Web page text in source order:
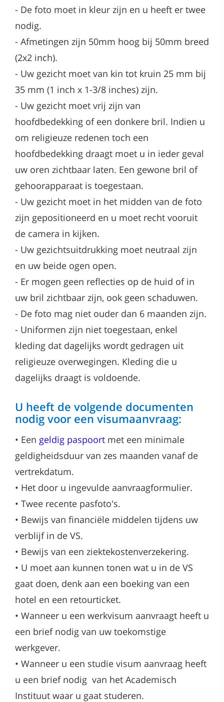
- De foto moet in kleur zijn en u heeft er twee
nodig.
- Afmetingen zijn 50mm hoog bij 50mm breed
(2x2 inch).
- Uw gezicht moet van kin tot kruin 25 mm bij
35 mm (1 inch x 1-3/8 inches) zijn.
- Uw gezicht moet vrij zijn van
hoofdbedekking of een donkere bril. Indien u
om religieuze redenen toch een
hoofdbedekking draagt moet u in ieder geval
uw oren zichtbaar laten. Een gewone bril of
gehoorapparaat is toegestaan.
- Uw gezicht moet in het midden van de foto
zijn gepositioneerd en u moet recht vooruit
de camera in kijken.
- Uw gezichtsuitdrukking moet neutraal zijn
en uw beide ogen open.
- Er mogen geen reflecties op de huid of in
uw bril zichtbaar zijn, ook geen schaduwen.
- De foto mag niet ouder dan 6 maanden zijn.
- Uniformen zijn niet toegestaan, enkel
kleding dat dagelijks wordt gedragen uit
religieuze overwegingen. Kleding die u
dagelijks draagt is voldoende.
U heeft de volgende documenten
nodig voor een visumaanvraag:
• Een geldig paspoort met een minimale
geldigheidsduur van zes maanden vanaf de
vertrekdatum.
• Het door u ingevulde aanvraagformulier.
• Twee recente pasfoto's.
• Bewijs van financiële middelen tijdens uw
verblijf in de VS.
• Bewijs van een ziektekostenverzekering.
• U moet aan kunnen tonen wat u in de VS
gaat doen, denk aan een boeking van een
hotel en een retourticket.
• Wanneer u een werkvisum aanvraagt heeft u
een brief nodig van uw toekomstige
werkgever.
• Wanneer u een studie visum aanvraag heeft
u een brief nodig van het Academisch
Instituut waar u gaat studeren.